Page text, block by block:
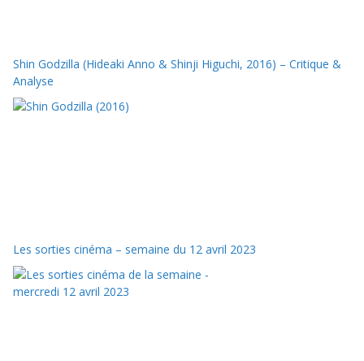
Shin Godzilla (Hideaki Anno & Shinji Higuchi, 2016) – Critique &
Analyse
Les sorties cinéma – semaine du 12 avril 2023